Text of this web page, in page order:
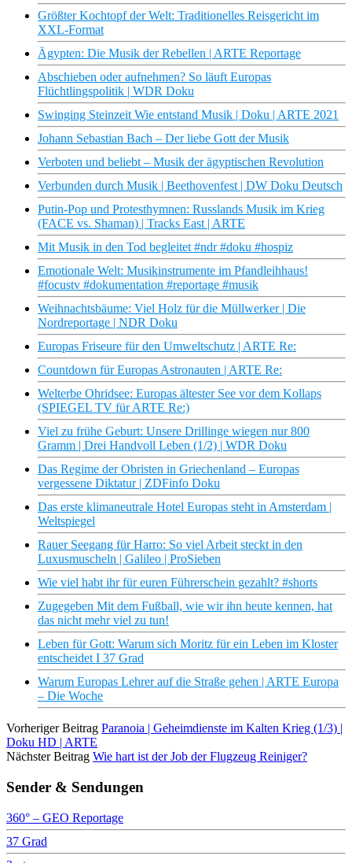
Größter Kochtopf der Welt: Traditionelles Reisgericht im
XXL-Format
Ägypten: Die Musik der Rebellen | ARTE Reportage
Abschieben oder aufnehmen? So läuft Europas
Flüchtlingspolitik | WDR Doku
Swinging Steinzeit Wie entstand Musik | Doku | ARTE 2021
Johann Sebastian Bach – Der liebe Gott der Musik
Verboten und beliebt – Musik der ägyptischen Revolution
Verbunden durch Musik | Beethovenfest | DW Doku Deutsch
Putin-Pop und Protesthymnen: Russlands Musik im Krieg
(FACE vs. Shaman) | Tracks East | ARTE
Mit Musik in den Tod begleitet #ndr #doku #hospiz
Emotionale Welt: Musikinstrumente im Pfandleihhaus!
#focustv #dokumentation #reportage #musik
Weihnachtsbäume: Viel Holz für die Müllwerker | Die
Nordreportage | NDR Doku
Europas Friseure für den Umweltschutz | ARTE Re:
Countdown für Europas Astronauten | ARTE Re:
Welterbe Ohridsee: Europas ältester See vor dem Kollaps
(SPIEGEL TV für ARTE Re:)
Viel zu frühe Geburt: Unsere Drillinge wiegen nur 800
Gramm | Drei Handvoll Leben (1/2) | WDR Doku
Das Regime der Obristen in Griechenland – Europas
vergessene Diktatur | ZDFinfo Doku
Das erste klimaneutrale Hotel Europas steht in Amsterdam |
Weltspiegel
Rauer Seegang für Harro: So viel Arbeit steckt in den
Luxusmuscheln | Galileo | ProSieben
Wie viel habt ihr für euren Führerschein gezahlt? #shorts
Zugegeben Mit dem Fußball, wie wir ihn heute kennen, hat
das nicht mehr viel zu tun!
Leben für Gott: Warum sich Moritz für ein Leben im Kloster
entscheidet I 37 Grad
Warum Europas Lehrer auf die Straße gehen | ARTE Europa
– Die Woche
Vorheriger Beitrag Paranoia | Geheimdienste im Kalten Krieg (1/3) |
Doku HD | ARTE
Nächster Beitrag Wie hart ist der Job der Flugzeug Reiniger?
Sender & Sendungen
360° – GEO Reportage
37 Grad